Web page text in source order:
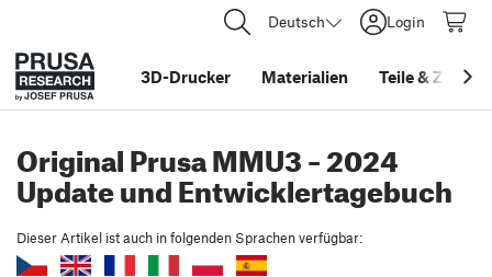
Deutsch Login
3D-Drucker Materialien Teile&
Original Prusa MMU3 – 2024
Update und Entwicklertagebuch
Dieser Artikel ist auch in folgenden Sprachen verfügbar: